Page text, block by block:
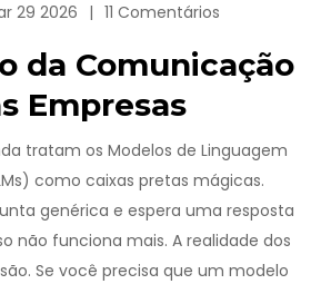
29 2026 11 Comentários
da Comunicação
Empresas
tratam os Modelos de Linguagem
como caixas pretas mágicas.
genérica e espera uma resposta
não funciona mais. A realidade dos
Se você precisa que um modelo